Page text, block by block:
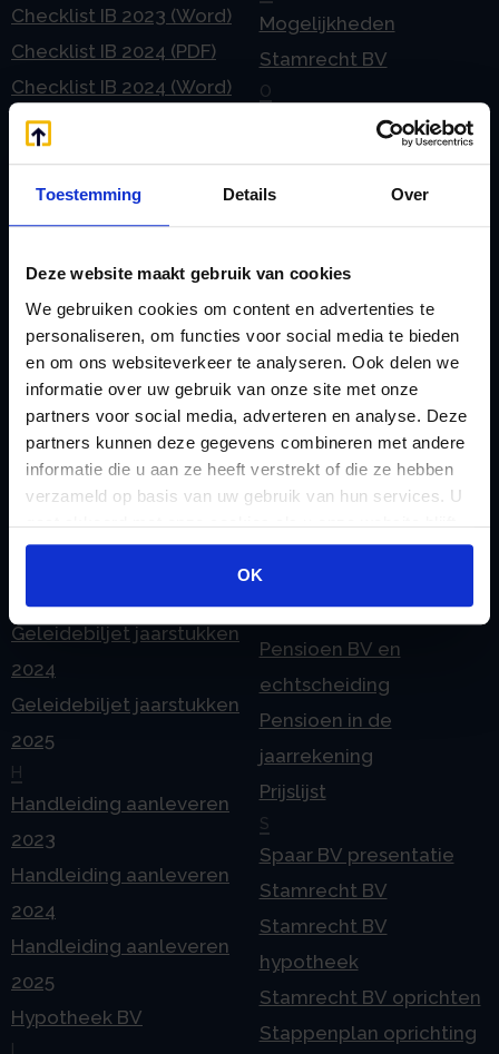
Toestemming Details Over
Deze website maakt gebruik van cookies
We gebruiken cookies om content en advertenties te
personaliseren, om functies voor social media te bieden
en om ons websiteverkeer te analyseren. Ook delen we
informatie over uw gebruik van onze site met onze
partners voor social media, adverteren en analyse. Deze
partners kunnen deze gegevens combineren met andere
informatie die u aan ze heeft verstrekt of die ze hebben
verzameld op basis van uw gebruik van hun services. U
gaat akkoord met onze cookies als u onze website blijft
gebruiken.
OK
Checklist IB 2023 (Word)
Checklist IB 2024 (PDF)
Checklist IB 2024 (Word)
Checklist IB 2025 (PDF)
Checklist IB 2025 (Word)
Contact
E
Emigratie
Emigratie Pensioen BV
Fiscale waardering
Flex BV oprichten of
omzetten
G
2023
Geleidebiljet jaarstukken
2024
Geleidebiljet jaarstukken
2025
H
Handleiding aanleveren
2023
Handleiding aanleveren
2024
Handleiding aanleveren
2025
Hypotheek BV
Mogelijkheden
Stamrecht BV
O
Ontbinden Stamrecht
BV
Stamrecht BV
Oprichten BV door
StamrechtBV.com
Overdracht vanuit
banksparen
Overgang naar
Stamrecht BV
Pensioen BV
Pensioen BV bij
overlijden
Pensioen BV en
echtscheiding
Pensioen in de
jaarrekening
Prijslijst
S
Spaar BV presentatie
Stamrecht BV
Stamrecht BV
hypotheek
Stamrecht BV oprichten
Stappenplan oprichting